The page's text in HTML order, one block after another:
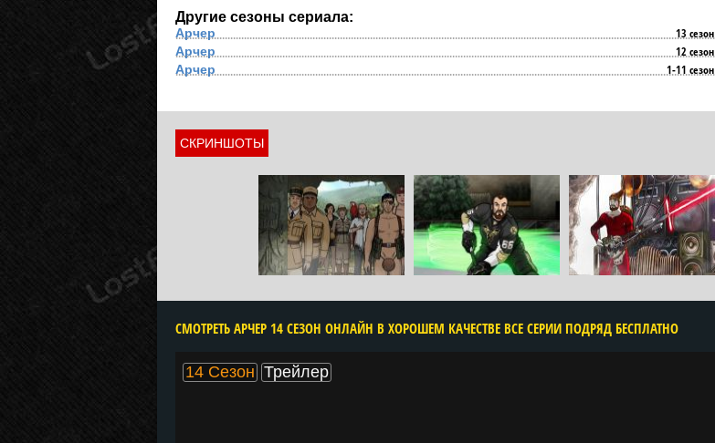
Другие сезоны сериала:
Арчер 13 сезон
Арчер 12 сезон
Арчер 1-11 сезон
СКРИНШОТЫ
CМОТРЕТЬ АРЧЕР 14 СЕЗОН ОНЛАЙН В ХОРОШЕМ КАЧЕСТВЕ ВСЕ СЕРИИ ПОДРЯД БЕСПЛАТНО
14 Сезон Трейлер